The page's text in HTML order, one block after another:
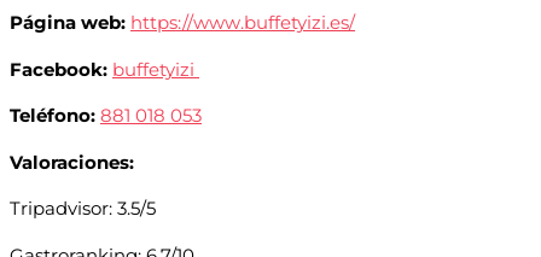
Página web: https://www.buffetyizi.es/
Facebook: buffetyizi
Teléfono: 881 018 053
Valoraciones:
Tripadvisor: 3.5/5